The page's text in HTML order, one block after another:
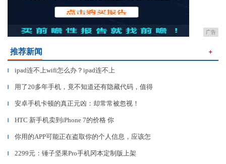
广告
推荐新闻 ＋
▎ ipad连不上wifi怎么办？ipad连不上
▎ 用了20多年手机，竟不知道还有隐藏代码，值得
▎ 安卓手机卡顿的真正元凶：却常常被忽视！
▎ HTC 新手机卖到iPhone 7的价格 你
▎ 你用的APP可能正在盗取你的个人信息，应该怎
▎ 2299元：锤子坚果Pro手机冈本定制版上架